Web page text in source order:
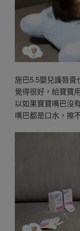
施巴5.5嬰兒護唇膏
覺得很好，給寶寶
以如果寶寶嘴巴沒
嘴巴都是口水，擦